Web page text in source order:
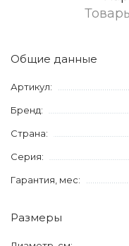
Общие данные
Артикул:
Бренд:
Страна:
Серия:
Гарантия, мес:
Размеры